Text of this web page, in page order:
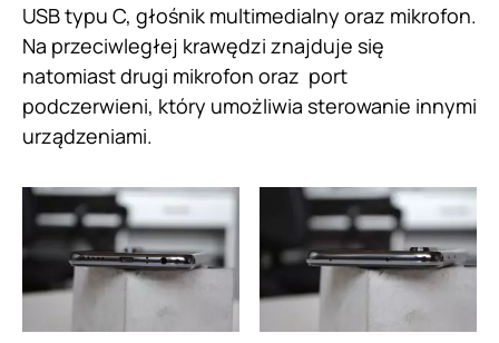
USB typu C, głośnik multimedialny oraz mikrofon.
Na przeciwległej krawędzi znajduje się
natomiast drugi mikrofon oraz port
podczerwieni, który umożliwia sterowanie innymi
urządzeniami.